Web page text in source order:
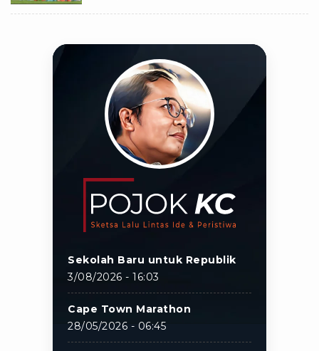
Sekolah Baru untuk Republik
3/08/2026 - 16:03
Cape Town Marathon
28/05/2026 - 06:45